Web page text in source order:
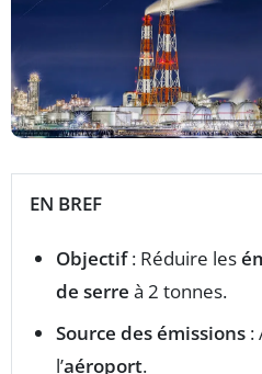
EN BREF
Objectif: Réduire les
de serre à 2 tonnes.
Source des émissions :
l’aéroport.